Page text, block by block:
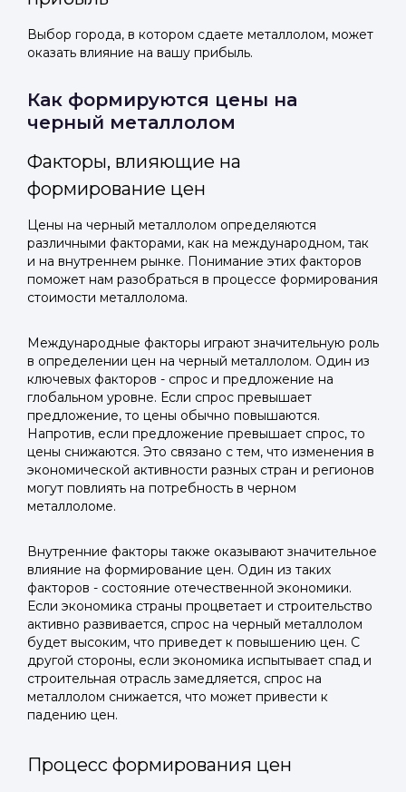
Выбор города, в котором сдаете металлолом, может
оказать влияние на вашу прибыль.
Как формируются цены на
черный металлолом
Факторы, влияющие на
формирование цен
Цены на черный металлолом определяются
различными факторами, как на международном, так
и на внутреннем рынке. Понимание этих факторов
поможет нам разобраться в процессе формирования
стоимости металлолома.
Международные факторы играют значительную роль
в определении цен на черный металлолом. Один из
ключевых факторов - спрос и предложение на
глобальном уровне. Если спрос превышает
предложение, то цены обычно повышаются.
Напротив, если предложение превышает спрос, то
цены снижаются. Это связано с тем, что изменения в
экономической активности разных стран и регионов
могут повлиять на потребность в черном
металлоломе.
Внутренние факторы также оказывают значительное
влияние на формирование цен. Один из таких
факторов - состояние отечественной экономики.
Если экономика страны процветает и строительство
активно развивается, спрос на черный металлолом
будет высоким, что приведет к повышению цен. С
другой стороны, если экономика испытывает спад и
строительная отрасль замедляется, спрос на
металлолом снижается, что может привести к
падению цен.
Процесс формирования цен